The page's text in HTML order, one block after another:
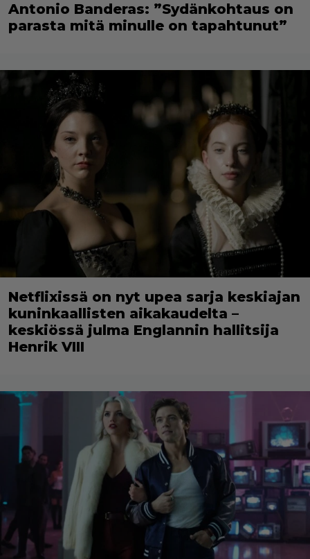
Antonio Banderas: ”Sydänkohtaus on
parasta mitä minulle on tapahtunut”
Netflixissä on nyt upea sarja keskiajan
kuninkaallisten aikakaudelta –
keskiössä julma Englannin hallitsija
Henrik VIII